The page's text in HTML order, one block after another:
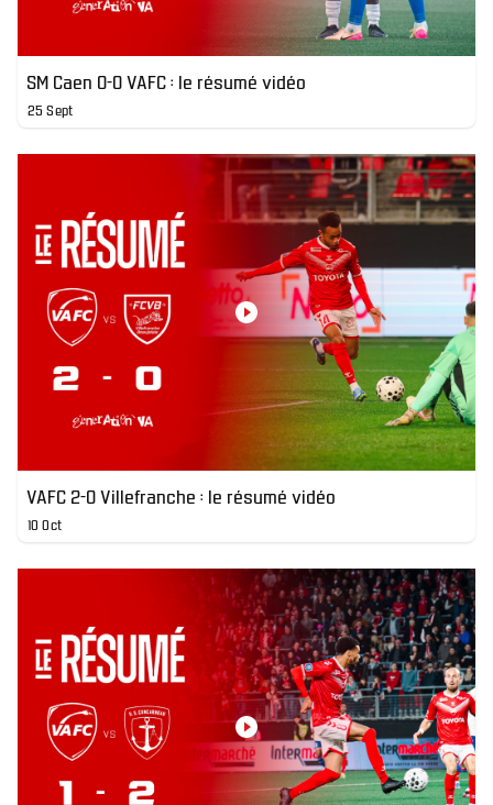
SM Caen 0-0 VAFC : le résumé vidéo
25 Sept
VAFC 2-0 Villefranche : le résumé vidéo
10 Oct